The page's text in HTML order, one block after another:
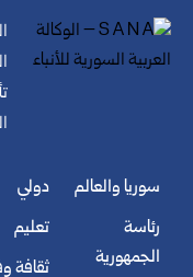
سوريا والعالم
رئاسة
الجمهورية
دولي
تعليم
ثقافة